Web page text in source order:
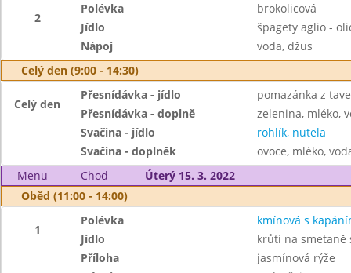
2
Polévka
brokolicová
Jídlo
špagety aglio -
Nápoj
voda, džus
Celý den (9:00 - 14:30)
Celý den
Přesnídávka - jídlo
pomazánka z
Přesnídávka - doplně
zelenina, mléko,
Svačina - jídlo
rohlík, nutela
Svačina - doplněk
ovoce, mléko,
Menu
Chod
Úterý 15. 3. 2022
Oběd (11:00 - 14:00)
1
Polévka
kmínová s
Jídlo
krůtí na smetaně
Příloha
jasmínová rýže